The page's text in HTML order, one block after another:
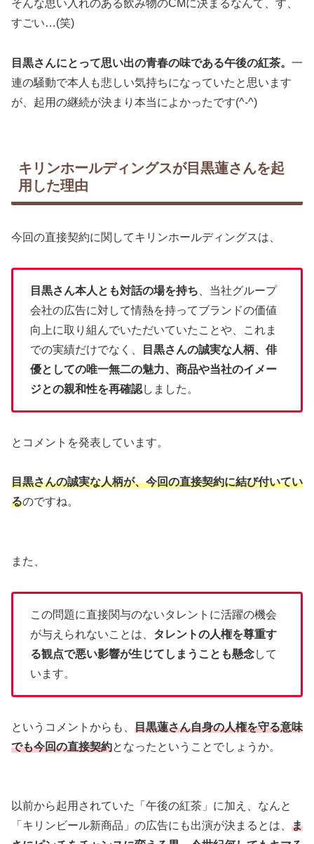
そんな思い入れのある飲み物のCMに決まるなんて、す、
すごい…(笑)
目黒さんにとって思い出の青春の味である午後の紅茶。 一
連の騒動で本人も悲しい気持ちになっていたと思います
が、起用の継続が決まり本当によかったです(^-^)
キリンホールディングスが目黒蓮さんを起
用した理由
今回の直接契約に関してキリンホールディングスは、
目黒さん本人とも対話の場を持ち 、当社グループ
会社の広告に対して情熱を持ってブランドの価値
向上に取り組んでいただいていたことや、これま
での実績だけでなく、
目黒さんの誠実な人柄、俳
優としての唯一無二の魅力、商品や当社のイメー
ジとの親和性を再確認しました。
とコメントを発表しています。
目黒さんの誠実な人柄が、今回の直接契約に結び付いてい
るのですね。
また、
この問題に直接関与のないタレントに活躍の機会
が与えられないことは、 タレントの人権を尊重す
る観点で悪い影響が生じてしまうことも懸念して
います。
というコメントからも、 目黒蓮さん自身の人権を守る意味
でも今回の直接契約となったということでしょうか。
以前から起用されていた「午後の紅茶」に加え、なんと
「キリンビール新商品」の広告にも出演が決まるとは、 ま